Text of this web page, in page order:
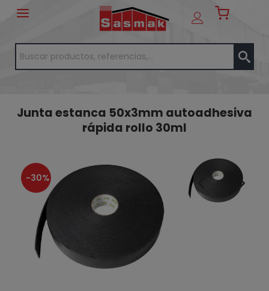
Junta estanca 50x3mm autoadhesiva
rápida rollo 30ml
-30%